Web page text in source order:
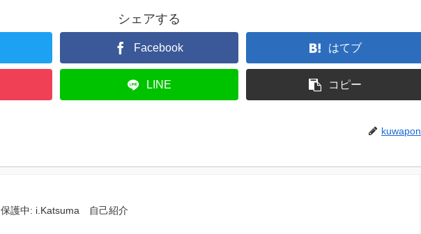
シェアする
Facebook はてブ
LINE コピー
kuwapon
保護中: i.Katsuma 自己紹介